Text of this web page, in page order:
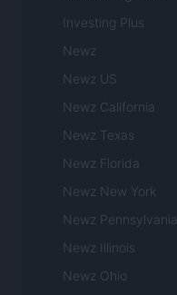
Investing Plus
Newz
Newz US
Newz California
Newz Texas
Newz Florida
Newz New York
Newz Pennsylvania
Newz Illinois
Newz Ohio